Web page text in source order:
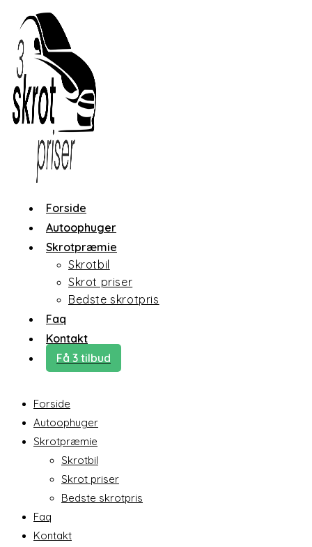
content
Forside
Autoophuger
Skrotpræmie
Skrotbil
Skrot priser
Bedste skrotpris
Faq
Kontakt
Få 3 tilbud
Forside
Autoophuger
Skrotpræmie
Skrotbil
Skrot priser
Bedste skrotpris
Faq
Kontakt